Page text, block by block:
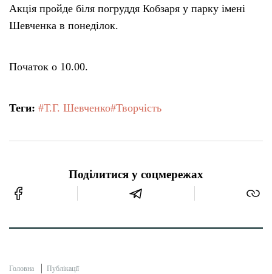
Акція пройде біля погруддя Кобзаря у парку імені
Шевченка в понеділок.
Початок о 10.00.
Теги: #Т.Г. Шевченко#Творчість
Поділитися у соцмережах
Головна Публікації